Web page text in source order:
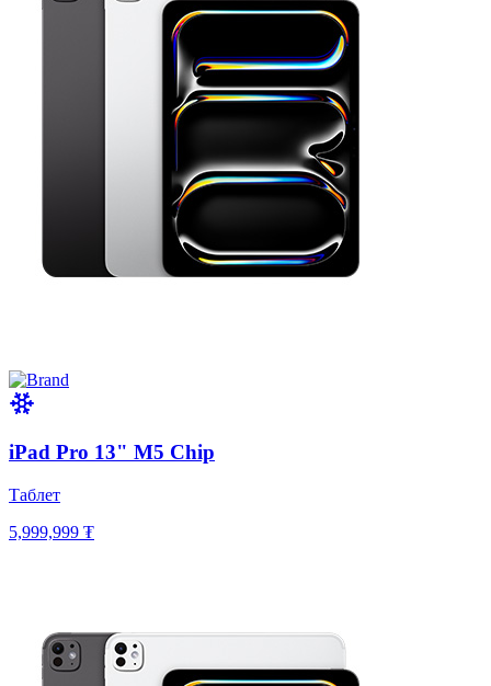
iPad Pro 13" M5 Chip
Таблет
5,999,999 ₮